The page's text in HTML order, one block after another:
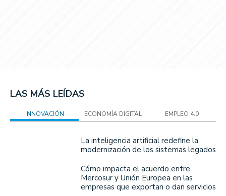
LAS MÁS LEÍDAS
INNOVACIÓN ECONOMÍA DIGITAL EMPLEO 4.0
La inteligencia artificial redefine la
modernización de los sistemas legados
Cómo impacta el acuerdo entre
Mercosur y Unión Europea en las
empresas que exportan o dan servicios